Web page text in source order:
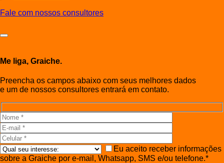
Fale com nossos consultores
Me liga, Graiche.
Preencha os campos abaixo com seus melhores dados
e um de nossos consultores entrará em contato.
Eu aceito receber informações
sobre a Graiche por e-mail, Whatsapp, SMS e/ou telefone.*